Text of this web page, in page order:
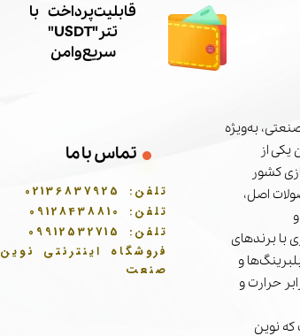
به‌ویژه
یکی از
کشور
اصل،
با برندهای
و
حرارت و
نوین
تماس با ما
تلفن:
02136837925
تلفن:
09128438810
تلفن:
09912532715
فروشگاه اینترنتی نوین
صنعت
​قابلیت پرداخت با
تتر"USDT"
سریع و امن